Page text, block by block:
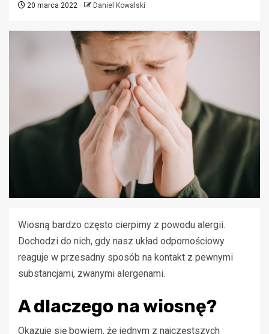
20 marca 2022 Daniel Kowalski
Wiosną bardzo często cierpimy z powodu alergii.
Dochodzi do nich, gdy nasz układ odpornościowy
reaguje w przesadny sposób na kontakt z pewnymi
substancjami, zwanymi alergenami.
A dlaczego na wiosnę?
Okazuje się bowiem, że jednym z najczęstszych